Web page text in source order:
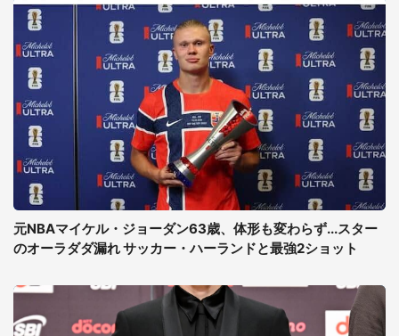
元NBAマイケル・ジョーダン63歳、体形も変わらず...スター
のオーラダダ漏れ サッカー・ハーランドと最強2ショット